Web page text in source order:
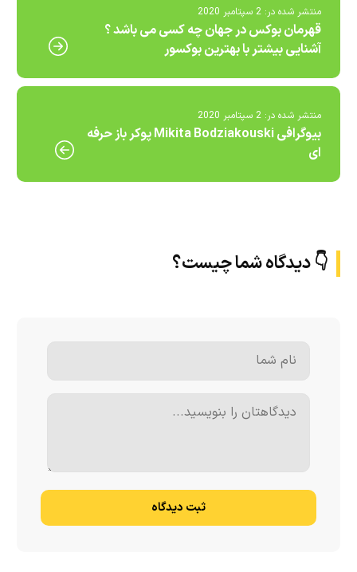
منتشر شده در: 2 سپتامبر 2020
قهرمان بوکس در جهان چه کسی می باشد ؟
آشنایی بیشتر با بهترین بوکسور
منتشر شده در: 2 سپتامبر 2020
بیوگرافی Mikita Bodziakouski پوکر باز حرفه
ای
👇 دیدگاه شما چیست؟
ثبت دیدگاه